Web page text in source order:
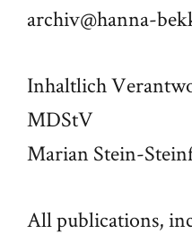
archiv@hanna-
Inhaltlich
MDStV
Marian Stein-
All publications,